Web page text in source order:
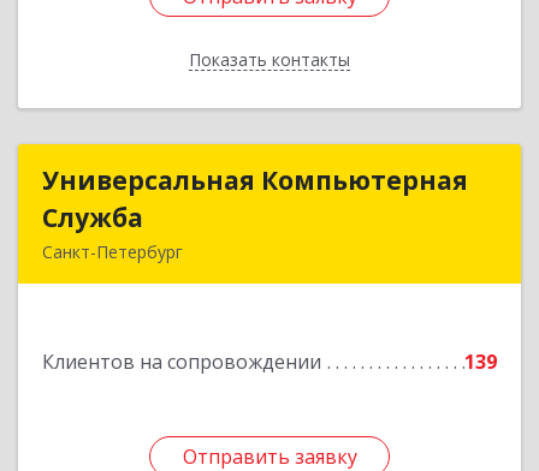
Показать контакты
Назад
Универсальная Компьютерная
Служба
Санкт-Петербург
Клиентов на сопровождении 139
Отправить заявку
Универсальная Компьютерная
Подробнее
Отправить заявку